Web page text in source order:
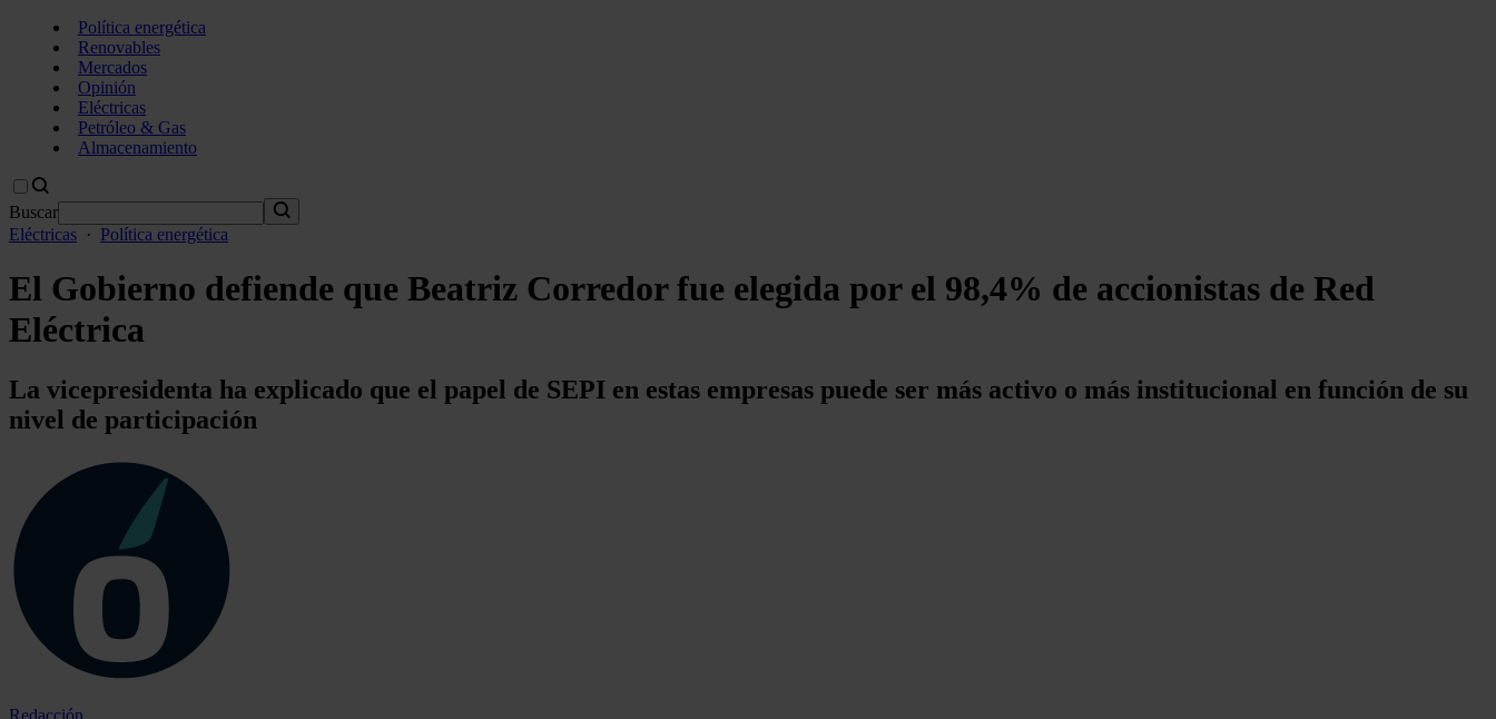
Política energética
Renovables
Mercados
Opinión
Eléctricas
Petróleo & Gas
Almacenamiento
Buscar
Eléctricas · Política energética
El Gobierno defiende que Beatriz Corredor fue elegida por el 98,4% de accionistas de Red
Eléctrica
La vicepresidenta ha explicado que el papel de SEPI en estas empresas puede ser más activo o más institucional en función de su
nivel de participación
Redacción